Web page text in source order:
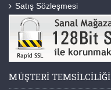
Satış Sözleşmesi
MÜŞTERI TEMSILCILIĞI